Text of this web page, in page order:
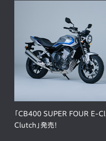
「CB400 SUPER FOUR E-
Clutch」発売！